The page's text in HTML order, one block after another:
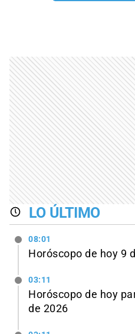
LO ÚLTIMO
08:01
Horóscopo de hoy 9
03:11
Horóscopo de hoy
de 2026